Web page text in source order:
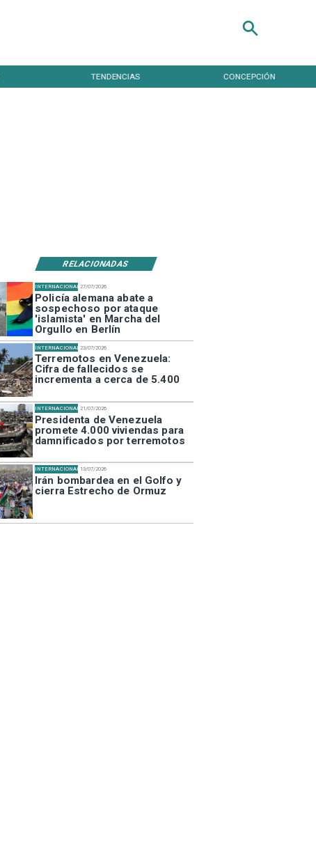
TENDENCIAS CONCEPCIÓN
RELACIONADAS
27/07/2026
Policía alemana abate a
sospechoso por ataque
'islamista' en Marcha del
Orgullo en Berlín
INTERNACIONAL
23/07/2026
Terremotos en Venezuela:
Cifra de fallecidos se
incrementa a cerca de 5.400
INTERNACIONAL
21/07/2026
Presidenta de Venezuela
promete 4.000 viviendas para
damnificados por terremotos
INTERNACIONAL
13/07/2026
Irán bombardea en el Golfo y
cierra Estrecho de Ormuz
INTERNACIONAL